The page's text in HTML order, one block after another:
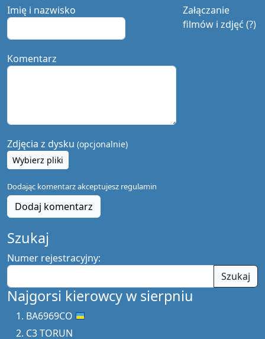
Załączanie
filmów i zdjęć (?)
Imię i nazwisko
Komentarz
Zdjęcia z dysku (opcjonalnie)
Wybierz pliki
Dodając komentarz akceptujesz regulamin
Dodaj komentarz
Szukaj
Numer rejestracyjny:
Szukaj
Najgorsi kierowcy w sierpniu
BA6969CO
C3 TORUN